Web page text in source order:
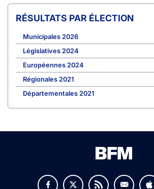
RÉSULTATS PAR ÉLECTION
Municipales 2026
Législatives 2024
Européennes 2024
Régionales 2021
Départementales 2021